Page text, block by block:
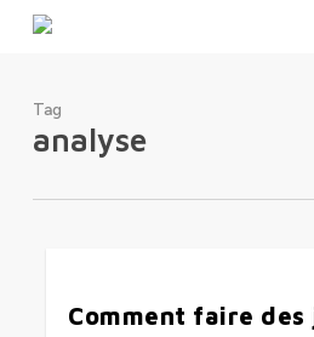
Tag
analyse
Comment faire